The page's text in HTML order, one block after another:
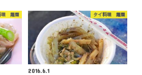
理 麺類 タイ料理 麺類
2016.6.1